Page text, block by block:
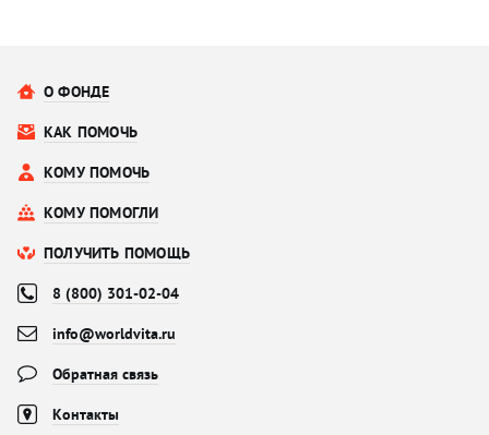
О ФОНДЕ
КАК ПОМОЧЬ
КОМУ ПОМОЧЬ
КОМУ ПОМОГЛИ
ПОЛУЧИТЬ ПОМОЩЬ
8 (800) 301-02-04
info@worldvita.ru
Обратная связь
Контакты